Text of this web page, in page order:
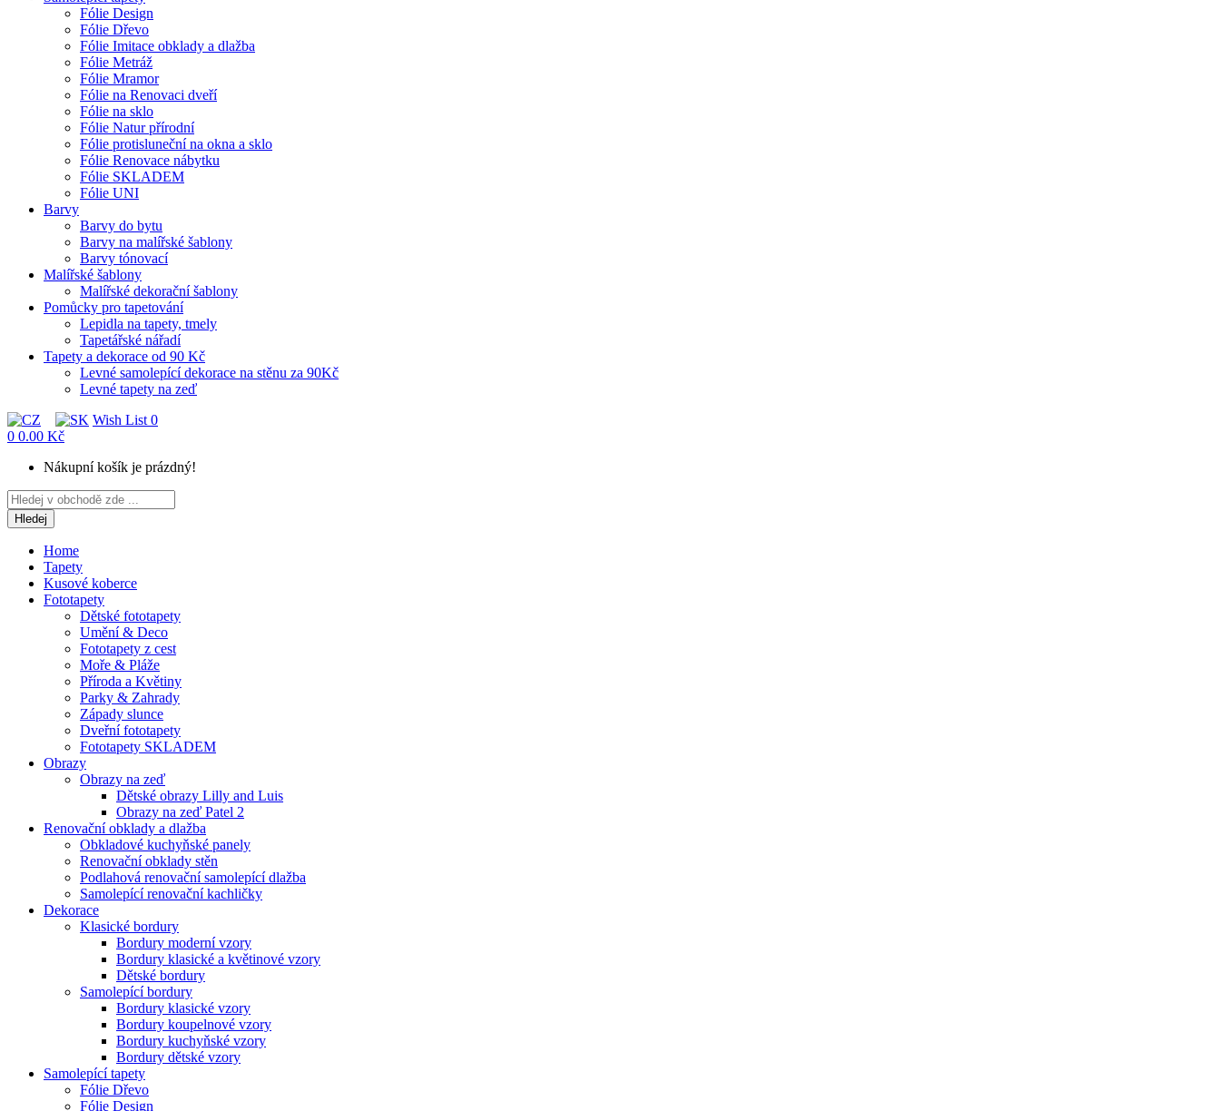
Fólie Design
Fólie Dřevo
Fólie Imitace obklady a dlažba
Fólie Metráž
Fólie Mramor
Fólie na Renovaci dveří
Fólie na sklo
Fólie Natur přírodní
Fólie protisluneční na okna a sklo
Fólie Renovace nábytku
Fólie SKLADEM
Fólie UNI
Barvy
Barvy do bytu
Barvy na malířské šablony
Barvy tónovací
Malířské šablony
Malířské dekorační šablony
Pomůcky pro tapetování
Lepidla na tapety, tmely
Tapetářské nářadí
Tapety a dekorace od 90 Kč
Levné samolepící dekorace na stěnu za 90Kč
Levné tapety na zeď
Wish List 0
0 0.00 Kč
Nákupní košík je prázdný!
Hledej
Home
Tapety
Kusové koberce
Fototapety
Dětské fototapety
Umění & Deco
Fototapety z cest
Moře & Pláže
Příroda a Květiny
Parky & Zahrady
Západy slunce
Dveřní fototapety
Fototapety SKLADEM
Obrazy
Obrazy na zeď
Dětské obrazy Lilly and Luis
Obrazy na zeď Patel 2
Renovační obklady a dlažba
Obkladové kuchyňské panely
Renovační obklady stěn
Podlahová renovační samolepící dlažba
Samolepící renovační kachličky
Dekorace
Klasické bordury
Bordury moderní vzory
Bordury klasické a květinové vzory
Dětské bordury
Samolepící bordury
Bordury klasické vzory
Bordury koupelnové vzory
Bordury kuchyňské vzory
Bordury dětské vzory
Samolepící tapety
Fólie Dřevo
Fólie Design